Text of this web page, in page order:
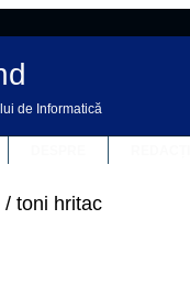
de Informatică
/ toni hritac